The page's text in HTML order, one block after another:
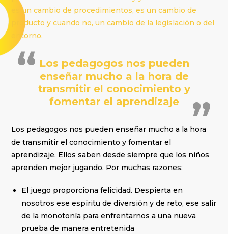
es un cambio de procedimientos, es un cambio de
producto y cuando no, un cambio de la legislación o del
entorno.
Los pedagogos nos pueden
enseñar mucho a la hora de
transmitir el conocimiento y
fomentar el aprendizaje
Los pedagogos nos pueden enseñar mucho a la hora
de transmitir el conocimiento y fomentar el
aprendizaje. Ellos saben desde siempre que los niños
aprenden mejor jugando. Por muchas razones:
El juego proporciona felicidad. Despierta en
nosotros ese espíritu de diversión y de reto, ese salir
de la monotonía para enfrentarnos a una nueva
prueba de manera entretenida